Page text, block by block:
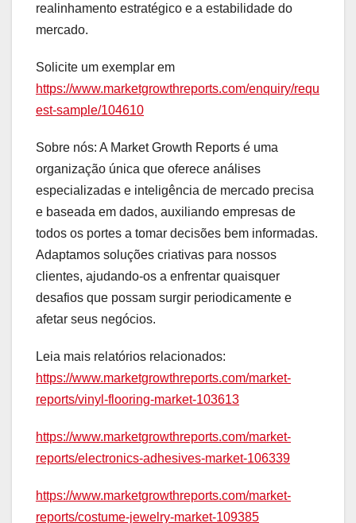
realinhamento estratégico e a estabilidade do
mercado.
Solicite um exemplar em
https://www.marketgrowthreports.com/enquiry/requ
est-sample/104610
Sobre nós: A Market Growth Reports é uma
organização única que oferece análises
especializadas e inteligência de mercado precisa
e baseada em dados, auxiliando empresas de
todos os portes a tomar decisões bem informadas.
Adaptamos soluções criativas para nossos
clientes, ajudando-os a enfrentar quaisquer
desafios que possam surgir periodicamente e
afetar seus negócios.
Leia mais relatórios relacionados:
https://www.marketgrowthreports.com/market-
reports/vinyl-flooring-market-103613
https://www.marketgrowthreports.com/market-
reports/electronics-adhesives-market-106339
https://www.marketgrowthreports.com/market-
reports/costume-jewelry-market-109385